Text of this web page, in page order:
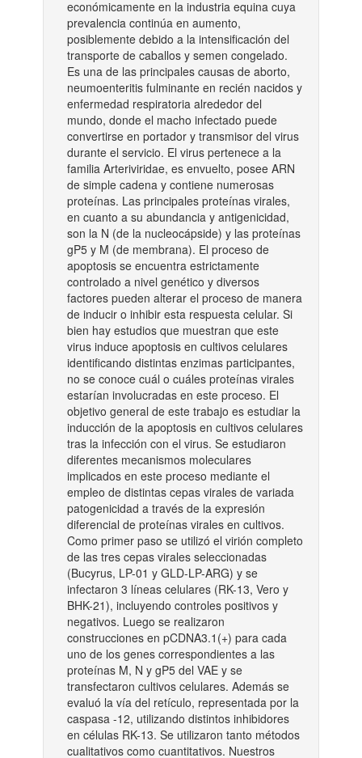
económicamente en la industria equina cuya
prevalencia continúa en aumento,
posiblemente debido a la intensificación del
transporte de caballos y semen congelado.
Es una de las principales causas de aborto,
neumoenteritis fulminante en recién nacidos y
enfermedad respiratoria alrededor del
mundo, donde el macho infectado puede
convertirse en portador y transmisor del virus
durante el servicio. El virus pertenece a la
familia Arteriviridae, es envuelto, posee ARN
de simple cadena y contiene numerosas
proteínas. Las principales proteínas virales,
en cuanto a su abundancia y antigenicidad,
son la N (de la nucleocápside) y las proteínas
gP5 y M (de membrana). El proceso de
apoptosis se encuentra estrictamente
controlado a nivel genético y diversos
factores pueden alterar el proceso de manera
de inducir o inhibir esta respuesta celular. Si
bien hay estudios que muestran que este
virus induce apoptosis en cultivos celulares
identificando distintas enzimas participantes,
no se conoce cuál o cuáles proteínas virales
estarían involucradas en este proceso. El
objetivo general de este trabajo es estudiar la
inducción de la apoptosis en cultivos celulares
tras la infección con el virus. Se estudiaron
diferentes mecanismos moleculares
implicados en este proceso mediante el
empleo de distintas cepas virales de variada
patogenicidad a través de la expresión
diferencial de proteínas virales en cultivos.
Como primer paso se utilizó el virión completo
de las tres cepas virales seleccionadas
(Bucyrus, LP-01 y GLD-LP-ARG) y se
infectaron 3 líneas celulares (RK-13, Vero y
BHK-21), incluyendo controles positivos y
negativos. Luego se realizaron
construcciones en pCDNA3.1(+) para cada
uno de los genes correspondientes a las
proteínas M, N y gP5 del VAE y se
transfectaron cultivos celulares. Además se
evaluó la vía del retículo, representada por la
caspasa -12, utilizando distintos inhibidores
en células RK-13. Se utilizaron tanto métodos
cualitativos como cuantitativos. Nuestros